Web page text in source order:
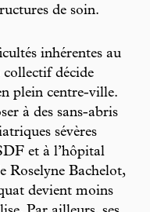
de soin.
inhérentes au
collectif décide
plein centre-ville.
à des sans-abris
sévères
et à l’hôpital
Roselyne Bachelot,
devient moins